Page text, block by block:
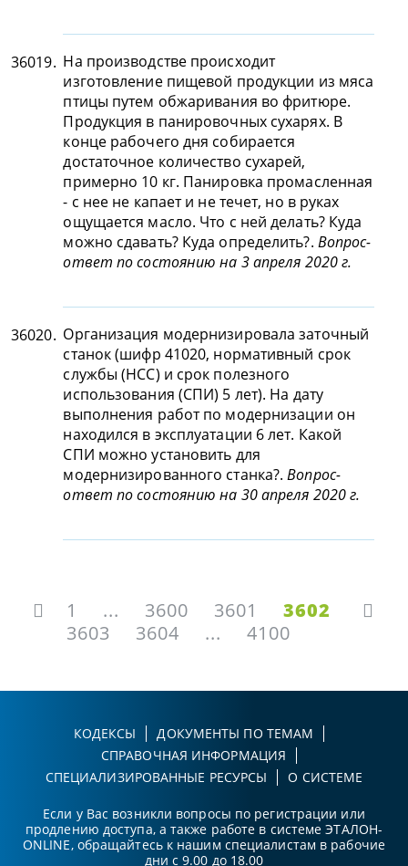
36019. На производстве происходит
изготовление пищевой продукции из мяса
птицы путем обжаривания во фритюре.
Продукция в панировочных сухарях. В
конце рабочего дня собирается
достаточное количество сухарей,
примерно 10 кг. Панировка промасленная
- с нее не капает и не течет, но в руках
ощущается масло. Что с ней делать? Куда
можно сдавать? Куда определить?. Вопрос-
ответ по состоянию на 3 апреля 2020 г.
36020. Организация модернизировала заточный
станок (шифр 41020, нормативный срок
службы (НСС) и срок полезного
использования (СПИ) 5 лет). На дату
выполнения работ по модернизации он
находился в эксплуатации 6 лет. Какой
СПИ можно установить для
модернизированного станка?.Вопрос-
ответ по состоянию на 30 апреля 2020 г.
1 ... 3600 3601
3602
3603
3604 ... 4100
КОДЕКСЫ
ДОКУМЕНТЫ ПО ТЕМАМ
СПРАВОЧНАЯ ИНФОРМАЦИЯ
СПЕЦИАЛИЗИРОВАННЫЕ РЕСУРСЫ
О СИСТЕМЕ
Если у Вас возникли вопросы по регистрации или
продлению доступа, а также работе в системе ЭТАЛОН-
ONLINE, обращайтесь к нашим специалистам в рабочие
дни с 9.00 до 18.00